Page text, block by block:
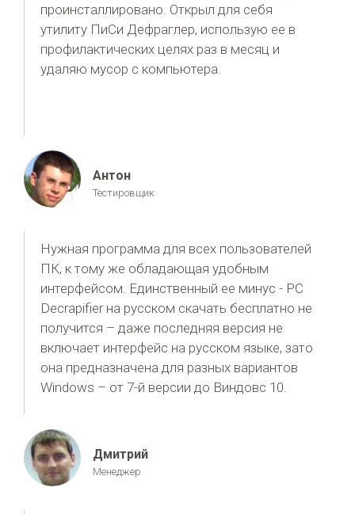
проинсталлировано. Открыл для себя
утилиту ПиСи Дефраглер, использую ее в
профилактических целях раз в месяц и
удаляю мусор с компьютера.
Антон
Тестировщик
Нужная программа для всех пользователей
ПК, к тому же обладающая удобным
интерфейсом. Единственный ее минус - PC
Decrapifier на русском скачать бесплатно не
получится – даже последняя версия не
включает интерфейс на русском языке, зато
она предназначена для разных вариантов
Windows – от 7-й версии до Виндовс 10.
Дмитрий
Менеджер